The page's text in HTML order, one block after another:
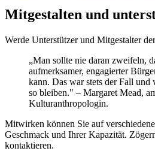
Mitgestalten und
Werde Unterstützer und Mitgestalter
„Man sollte nie daran zweifeln,
aufmerksamer, engagierter
kann. Das war stets der Fall
so bleiben." – Margaret Mead,
Kulturanthropologin.
Mitwirken können Sie auf
Geschmack und Ihrer Kapazität.
kontaktieren.